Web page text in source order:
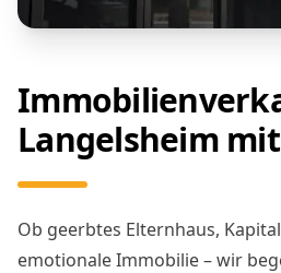
Langelsheim
Ob geerbtes Elternhaus,
emotionale Immobilie – wir